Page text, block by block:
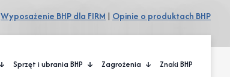
Wyposażenie BHP dla FIRM | Opinie o produktach BHP
Sprzęt i ubrania BHP Zagrożenia Znaki BHP